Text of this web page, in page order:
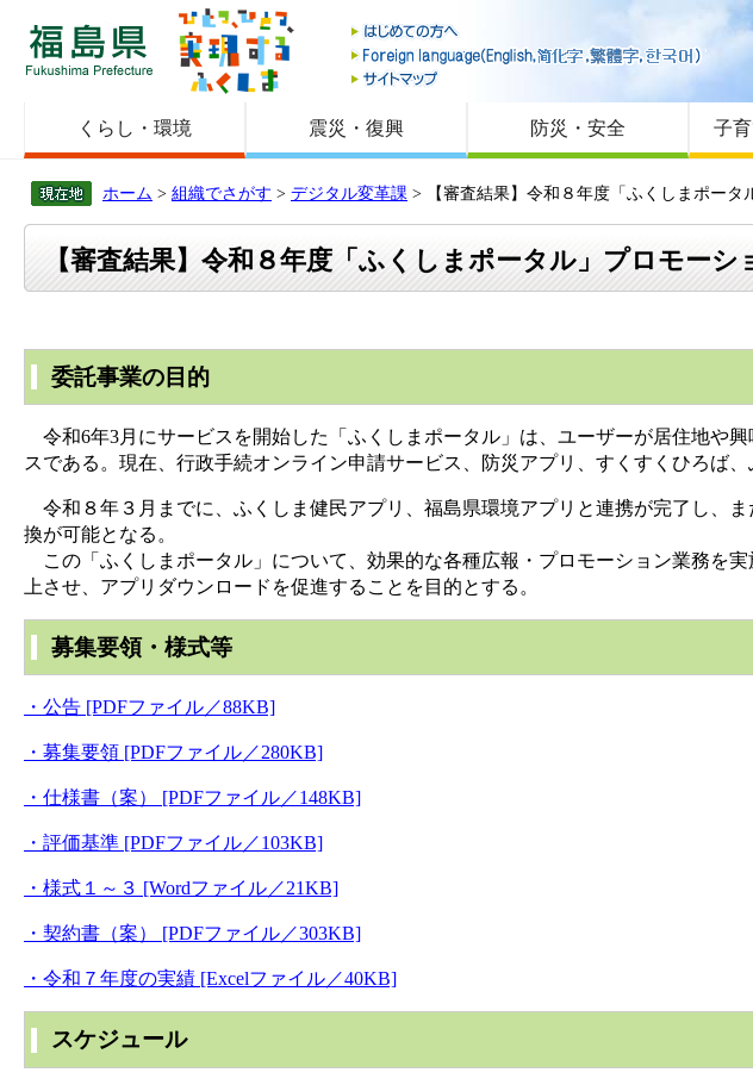
福島県
は
サイ
くらし・環境 震災・復興 防災・安全 子
ホーム > 組織でさがす > デジタル変革課 > 【審査結果】令和８年度「ふくしまポー
【審査結果】令和８年度「ふくしまポータル」プロモー
委託事業の目的
令和6年3月にサービスを開始した「ふくしまポータル」は、ユーザーが居住地や
スである。現在、行政手続オンライン申請サービス、防災アプリ、すくすくひろば
令和８年３月までに、ふくしま健民アプリ、福島県環境アプリと連携が完了し、
換が可能となる。
この「ふくしまポータル」について、効果的な各種広報・プロモーション業務を
上させ、アプリダウンロードを促進することを目的とする。
募集要領・様式等
・公告 [PDFファイル／88KB]
・募集要領 [PDFファイル／280KB]
・仕様書（案） [PDFファイル／148KB]
・評価基準 [PDFファイル／103KB]
・様式１～３ [Wordファイル／21KB]
・契約書（案） [PDFファイル／303KB]
・令和７年度の実績 [Excelファイル／40KB]
スケジュール